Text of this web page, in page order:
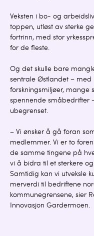
Veksten i bo- og
toppen, utløst av sterke
fortrinn, med stor
for de fleste.
Og det skulle bare
sentrale Østlandet – med
forskningsmiljøer, mange
spennende småbedrifter
ubegrenset.
– Vi ønsker å gå foran
medlemmer. Vi er to
de samme tingene på
vi å bidra til et sterkere
Samtidig kan vi utveksle
merverdi til bedriftene
kommunegrensene, sier
Innovasjon Gardermoen.